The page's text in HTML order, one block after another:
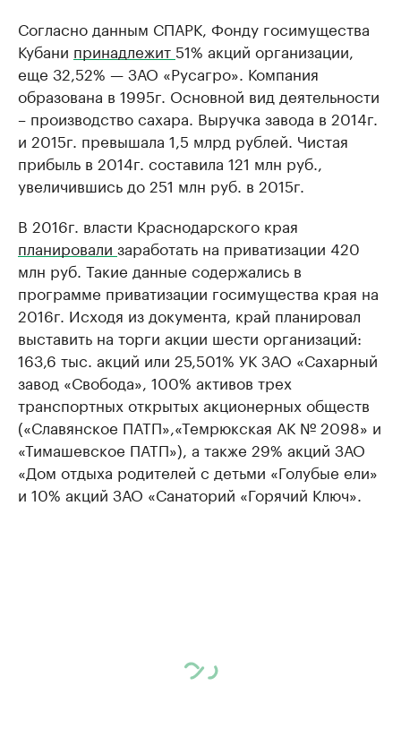
Согласно данным СПАРК, Фонду госимущества
Кубани принадлежит 51% акций организации,
еще 32,52% — ЗАО «Русагро». Компания
образована в 1995г. Основной вид деятельности
– производство сахара. Выручка завода в 2014г.
и 2015г. превышала 1,5 млрд рублей. Чистая
прибыль в 2014г. составила 121 млн руб.,
увеличившись до 251 млн руб. в 2015г.
В 2016г. власти Краснодарского края
планировали заработать на приватизации 420
млн руб. Такие данные содержались в
программе приватизации госимущества края на
2016г. Исходя из документа, край планировал
выставить на торги акции шести организаций:
163,6 тыс. акций или 25,501% УК ЗАО «Сахарный
завод «Свобода», 100% активов трех
транспортных открытых акционерных обществ
(«Славянское ПАТП»,«Темрюкская АК № 2098» и
«Тимашевское ПАТП»), а также 29% акций ЗАО
«Дом отдыха родителей с детьми «Голубые ели»
и 10% акций ЗАО «Санаторий «Горячий Ключ».